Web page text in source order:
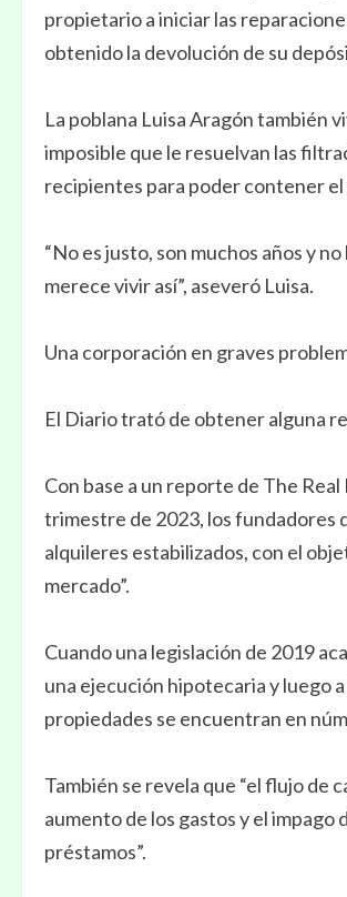
propietario a iniciar las
obtenido la devolución de su
La poblana Luisa Aragón también
imposible que le resuelvan las
recipientes para poder contener el
“No es justo, son muchos años y
merece vivir así”, aseveró Luisa.
Una corporación en graves
El Diario trató de obtener alguna
Con base a un reporte de The
trimestre de 2023, los fundadores
alquileres estabilizados, con el
mercado”.
Cuando una legislación de 2019
una ejecución hipotecaria y luego
propiedades se encuentran en
También se revela que “el flujo de
aumento de los gastos y el
préstamos”.